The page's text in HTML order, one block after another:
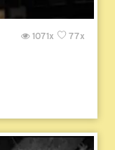
77x
1071x